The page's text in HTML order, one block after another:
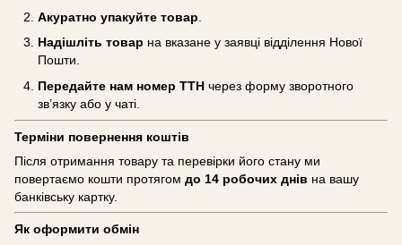
Акуратно упакуйте товар
Надішліть товар на вказане у заявці відділення Нової
Пошти.
Передайте нам номер ТТН через форму зворотного
зв’язку або у чаті.
Терміни повернення коштів
Після отримання товару та перевірки його стану ми
повертаємо кошти протягом до 14 робочих днів на вашу
банківську картку.
Як оформити обмін